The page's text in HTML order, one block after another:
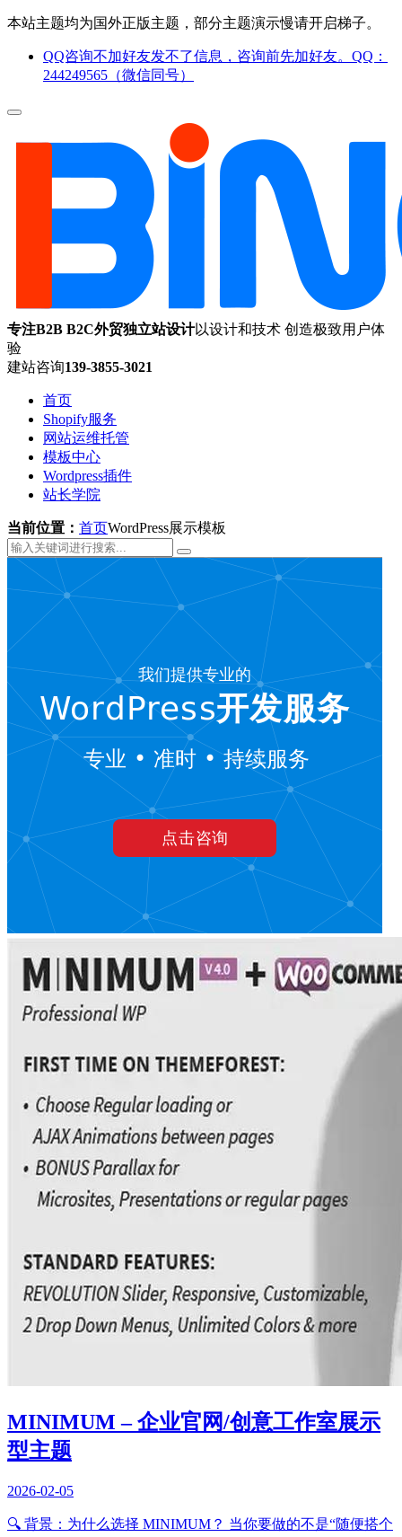
本站主题均为国外正版主题，部分主题演示慢请开启梯子。
QQ咨询不加好友发不了信息，咨询前先加好友。QQ：
244249565（微信同号）
专注B2B B2C外贸独立站设计以设计和技术 创造极致用户体
验
建站咨询139-3855-3021
首页
Shopify服务
网站运维托管
模板中心
Wordpress插件
站长学院
当前位置： 首页WordPress展示模板
MINIMUM – 企业官网/创意工作室展示
型主题
2026-02-05
🔍 背景：为什么选择 MINIMUM？ 当你要做的不是“随便搭个